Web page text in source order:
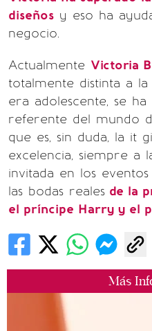
Más
diseños y eso ha
negocio.
Actualmente Victoria
totalmente distinta a
era adolescente, se
referente del mundo
que es, sin duda, la it
excelencia, siempre a
invitada en los
las bodas reales de la
el príncipe Harry y el